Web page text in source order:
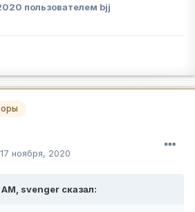
пользователем bjj
17 ноября, 2020
svenger сказал: